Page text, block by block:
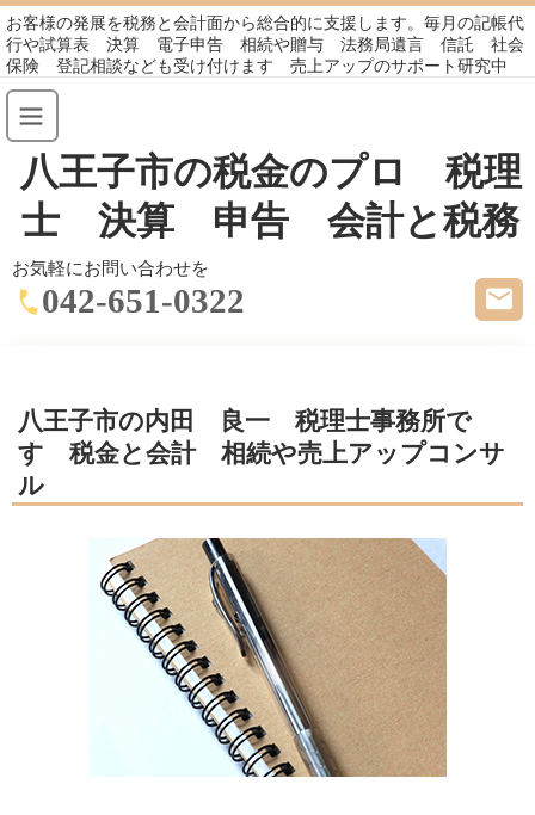
お客様の発展を税務と会計面から総合的に支援します。毎月の記帳代
行や試算表 決算 電子申告 相続や贈与 法務局遺言 信託 社会
保険 登記相談なども受け付けます 売上アップのサポート研究中
八王子市の税金のプロ 税理
士 決算 申告 会計と税務
お気軽にお問い合わせを
042-651-0322
八王子市の内田 良一 税理士事務所で
す 税金と会計 相続や売上アップコンサ
ル